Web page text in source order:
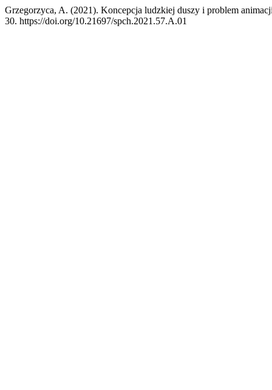
Grzegorzyca, A. (2021). Koncepcja ludzkiej duszy i problem
30. https://doi.org/10.21697/spch.2021.57.A.01